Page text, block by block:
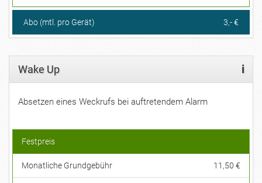
Abo (mtl. pro Gerät) 3,- €
Wake Up i
Absetzen eines Weckrufs bei auftretendem Alarm
Festpreis
Monatliche Grundgebühr 11,50 €